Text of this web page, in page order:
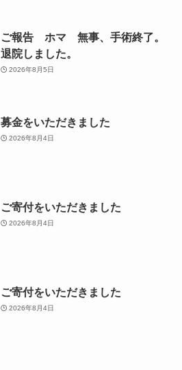
ご報告 ホマ 無事、手術終了。
退院しました。
2026年8月5日
募金をいただきました
2026年8月4日
ご寄付をいただきました
2026年8月4日
ご寄付をいただきました
2026年8月4日